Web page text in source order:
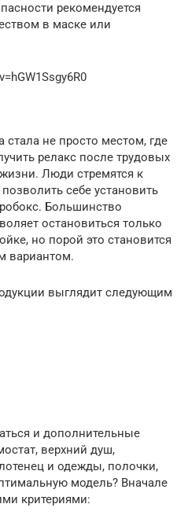
рекомендуется
в маске или
не просто местом, где
релакс после трудовых
Люди стремятся к
себе установить
Большинство
остановиться только
но порой это становится
вариантом.
выглядит следующим
и дополнительные
верхний душ,
и одежды, полочки,
модель? Вначале
критериями: